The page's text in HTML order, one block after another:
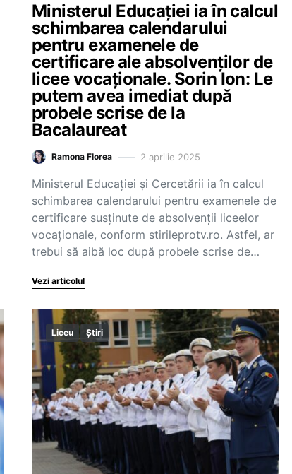
Ministerul Educației ia în calcul
schimbarea calendarului
pentru examenele de
certificare ale absolvenților de
licee vocaționale. Sorin Ion: Le
putem avea imediat după
probele scrise de la
Bacalaureat
Ramona Florea 2 aprilie 2025
Ministerul Educației și Cercetării ia în calcul
schimbarea calendarului pentru examenele de
certificare susținute de absolvenții liceelor
vocaționale, conform stirileprotv.ro. Astfel, ar
trebui să aibă loc după probele scrise de…
Vezi articolul
Liceu Știri